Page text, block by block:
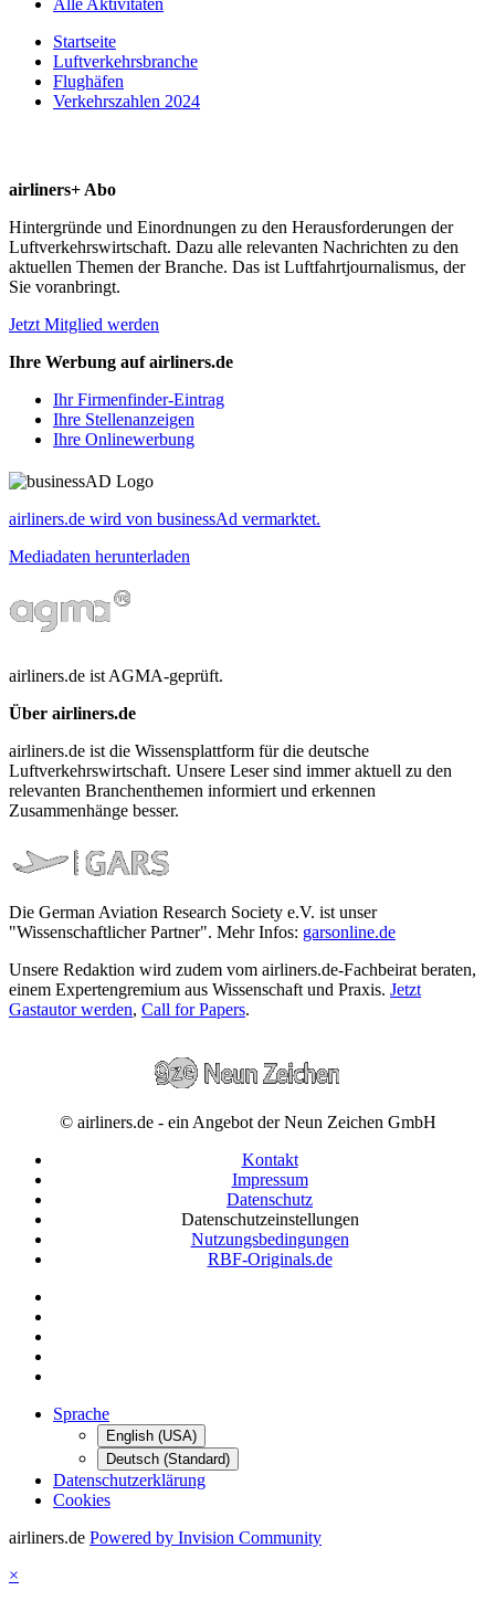
Startseite
Luftverkehrsbranche
Flughäfen
Verkehrszahlen 2024
airliners+ Abo
Hintergründe und Einordnungen zu den Herausforderungen der
Luftverkehrswirtschaft. Dazu alle relevanten Nachrichten zu den
aktuellen Themen der Branche. Das ist Luftfahrtjournalismus, der
Sie voranbringt.
Jetzt Mitglied werden
Ihre Werbung auf airliners.de
Ihr Firmenfinder-Eintrag
Ihre Stellenanzeigen
Ihre Onlinewerbung
airliners.de wird von businessAd vermarktet.
Mediadaten herunterladen
airliners.de ist AGMA-geprüft.
Über airliners.de
airliners.de ist die Wissensplattform für die deutsche
Luftverkehrswirtschaft. Unsere Leser sind immer aktuell zu den
relevanten Branchenthemen informiert und erkennen
Zusammenhänge besser.
Die German Aviation Research Society e.V. ist unser
"Wissenschaftlicher Partner". Mehr Infos: garsonline.de
Unsere Redaktion wird zudem vom airliners.de-Fachbeirat beraten,
einem Expertengremium aus Wissenschaft und Praxis. Jetzt
Gastautor werden, Call for Papers.
© airliners.de - ein Angebot der Neun Zeichen GmbH
Kontakt
Impressum
Datenschutz
Datenschutzeinstellungen
Nutzungsbedingungen
RBF-Originals.de
Sprache
English (USA)
Deutsch (Standard)
Datenschutzerklärung
Cookies
airliners.de Powered by Invision Community
×